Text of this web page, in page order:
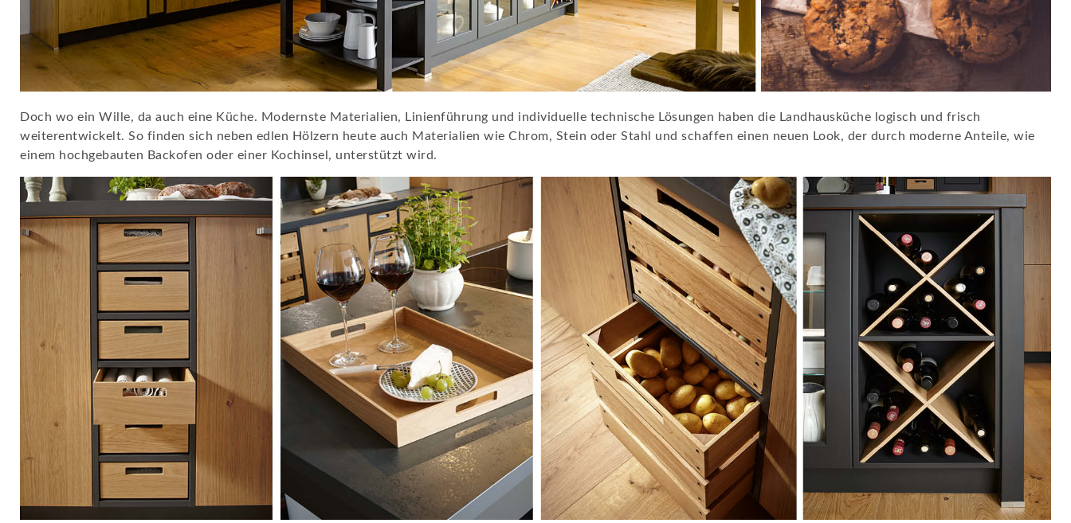
Doch wo ein Wille, da auch eine Küche. Modernste Materialien, Linienführung und individuelle technische Lösungen haben die Landhausküche logisch und frisch
weiterentwickelt. So finden sich neben edlen Hölzern heute auch Materialien wie Chrom, Stein oder Stahl und schaffen einen neuen Look, der durch moderne Anteile, wie
einem hochgebauten Backofen oder einer Kochinsel, unterstützt wird.